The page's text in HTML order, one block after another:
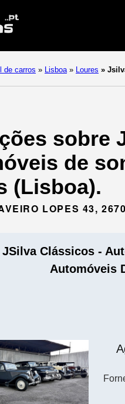
de carros » Lisboa » Loures »
sobre
de
(Lisboa).
LOPES 43,
JSilva Clássicos -
Automóveis